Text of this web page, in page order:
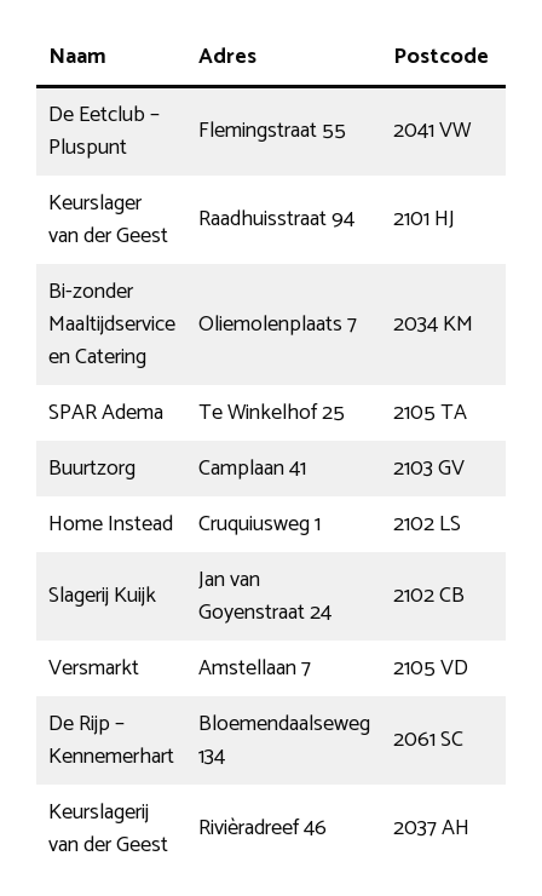
Naam Adres Postcode
De Eetclub –
Pluspunt
Flemingstraat 55 2041 VW
Keurslager
van der Geest
Raadhuisstraat 94 2101 HJ
Bi-zonder
Maaltijdservice
en Catering
Oliemolenplaats 7 2034 KM
SPAR Adema Te Winkelhof 25 2105 TA
Buurtzorg
Camplaan 41 2103 GV
Home Instead
Cruquiusweg 1 2102 LS
Slagerij Kuijk
Jan van
Goyenstraat 24
2102 CB
Versmarkt
Amstellaan 7 2105 VD
De Rijp –
Kennemerhart
Bloemendaalseweg
134
2061 SC
Keurslagerij
van der Geest
Rivièradreef 46 2037 AH